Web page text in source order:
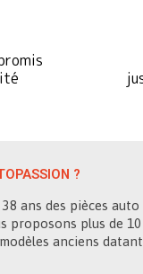
?
ans des pièces auto
proposons plus de
anciens datant